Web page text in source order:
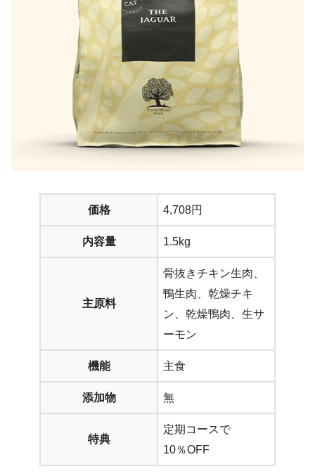
価格 4,708円
内容量 1.5kg
主原料
骨抜きチキン生肉、
鴨生肉、乾燥チキ
ン、乾燥鴨肉、生サ
ーモン
機能 主食
添加物 無
特典
定期コースで
10％OFF